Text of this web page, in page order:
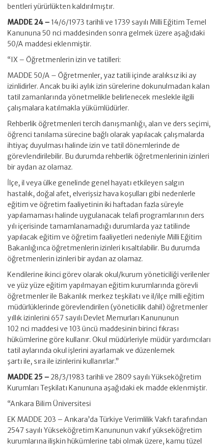
bentleri yürürlükten kaldırılmıştır.
MADDE 24 – 14/6/1973 tarihli ve 1739 sayılı Milli Eğitim Temel
Kanununa 50 nci maddesinden sonra gelmek üzere aşağıdaki
50/A maddesi eklenmiştir.
“IX – Öğretmenlerin izin ve tatilleri:
MADDE 50/A – Öğretmenler, yaz tatili içinde aralıksız iki ay
izinlidirler. Ancak bu iki aylık izin sürelerine dokunulmadan kalan
tatil zamanlarında yönetmelikle belirlenecek meslekle ilgili
çalışmalara katılmakla yükümlüdürler.
Rehberlik öğretmenleri tercih danışmanlığı, alan ve ders seçimi,
öğrenci tanılama sürecine bağlı olarak yapılacak çalışmalarda
ihtiyaç duyulması halinde izin ve tatil dönemlerinde de
görevlendirilebilir. Bu durumda rehberlik öğretmenlerinin izinleri
bir aydan az olamaz.
İlçe, il veya ülke genelinde genel hayatı etkileyen salgın
hastalık, doğal afet, elverişsiz hava koşulları gibi nedenlerle
eğitim ve öğretim faaliyetinin iki haftadan fazla süreyle
yapılamaması halinde uygulanacak telafi programlarının ders
yılı içerisinde tamamlanamadığı durumlarda yaz tatilinde
yapılacak eğitim ve öğretim faaliyetleri nedeniyle Milli Eğitim
Bakanlığınca öğretmenlerin izinleri kısaltılabilir. Bu durumda
öğretmenlerin izinleri bir aydan az olamaz.
Kendilerine ikinci görev olarak okul/kurum yöneticiliği verilenler
ve yüz yüze eğitim yapılmayan eğitim kurumlarında görevli
öğretmenler ile Bakanlık merkez teşkilatı ve il/ilçe milli eğitim
müdürlüklerinde görevlendirilen (yöneticilik dahil) öğretmenler
yıllık izinlerini 657 sayılı Devlet Memurları Kanununun
102 nci maddesi ve 103 üncü maddesinin birinci fıkrası
hükümlerine göre kullanır. Okul müdürleriyle müdür yardımcıları
tatil aylarında okul işlerini ayarlamak ve düzenlemek
şartı ile, sıra ile izinlerini kullanırlar.”
MADDE 25 –28/3/1983 tarihli ve 2809 sayılı Yükseköğretim
Kurumları Teşkilatı Kanununa aşağıdaki ek madde eklenmiştir.
“Ankara Bilim Üniversitesi
EK MADDE 203 – Ankara’da Türkiye Verimlilik Vakfı tarafından
2547 sayılı Yükseköğretim Kanununun vakıf yükseköğretim
kurumlarına ilişkin hükümlerine tabi olmak üzere, kamu tüzel